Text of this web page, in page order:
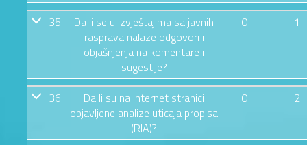
35
Da li se u izvještajima sa javnih
rasprava nalaze odgovori i
objašnjenja na komentare i
sugestije?
0 1
36
Da li su na internet stranici
objavljene analize uticaja propisa
(RIA)?
0 2